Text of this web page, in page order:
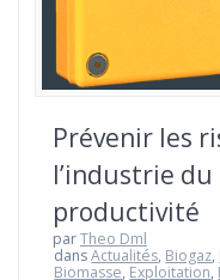
Prévenir les
l’industrie
productivité
parTheo Dml
dansActualités, Biogaz,
Biomasse, Exploitation,